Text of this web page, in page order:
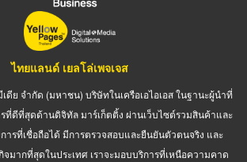
ไทยแลนด์ เยลโล่เพจเจส
ดีย จำกัด (มหาชน) บริษัทในเครือเอไอเอส ในฐานะผู้นำที่
ดีที่สุดด้านดิจิทัล มาร์เก็ตติ้ง ผ่านเว็บไซต์รวมสินค้าและ
ารที่เชื่อถือได้ มีการตรวจสอบและยืนยันตัวตนจริง และ
มากที่สุดในประเทศ เราจะมอบบริการที่เหนือความคาด